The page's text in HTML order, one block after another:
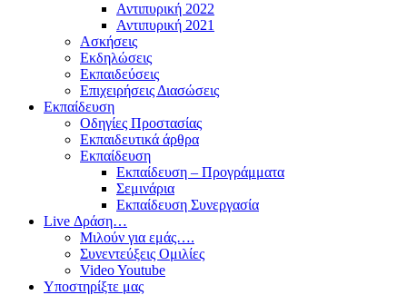
Αντιπυρική 2022
Αντιπυρική 2021
Ασκήσεις
Εκδηλώσεις
Εκπαιδεύσεις
Επιχειρήσεις Διασώσεις
Εκπαίδευση
Οδηγίες Προστασίας
Εκπαιδευτικά άρθρα
Εκπαίδευση
Εκπαίδευση – Προγράμματα
Σεμινάρια
Εκπαίδευση Συνεργασία
Live Δράση…
Μιλούν για εμάς….
Συνεντεύξεις Ομιλίες
Video Youtube
Υποστηρίξτε μας